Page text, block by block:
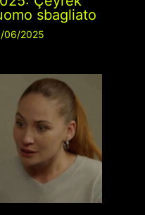
sbagliato
06/2025